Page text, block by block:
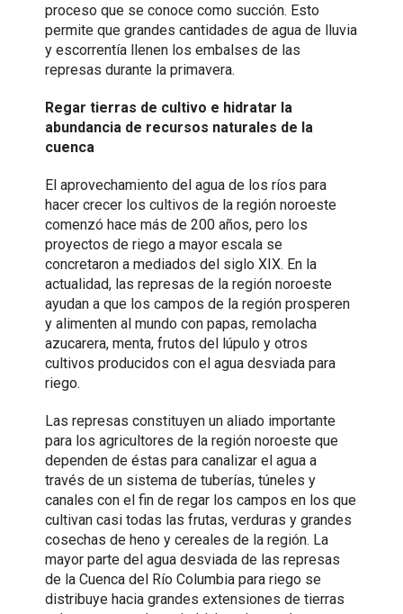
proceso que se conoce como succión. Esto
permite que grandes cantidades de agua de lluvia
y escorrentía llenen los embalses de las
represas durante la primavera.
Regar tierras de cultivo e hidratar la
abundancia de recursos naturales de la
cuenca
El aprovechamiento del agua de los ríos para
hacer crecer los cultivos de la región noroeste
comenzó hace más de 200 años, pero los
proyectos de riego a mayor escala se
concretaron a mediados del siglo XIX. En la
actualidad, las represas de la región noroeste
ayudan a que los campos de la región prosperen
y alimenten al mundo con papas, remolacha
azucarera, menta, frutos del lúpulo y otros
cultivos producidos con el agua desviada para
riego.
Las represas constituyen un aliado importante
para los agricultores de la región noroeste que
dependen de éstas para canalizar el agua a
través de un sistema de tuberías, túneles y
canales con el fin de regar los campos en los que
cultivan casi todas las frutas, verduras y grandes
cosechas de heno y cereales de la región. La
mayor parte del agua desviada de las represas
de la Cuenca del Río Columbia para riego se
distribuye hacia grandes extensiones de tierras